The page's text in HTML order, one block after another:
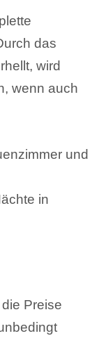
das
wird
wenn auch
und
in
Preise